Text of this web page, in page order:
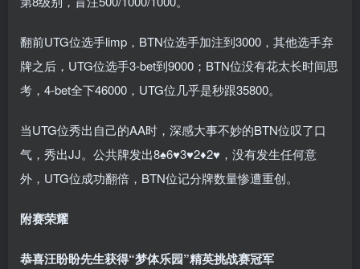
翻前UTG位选手limp，BTN位选手加注到3000，其他选手弃
牌之后，UTG位选手3-bet到9000；BTN位没有花太长时间思
考，4-bet全下46000，UTG位几乎是秒跟35800。
当UTG位秀出自己的AA时，深感大事不妙的BTN位叹了口
气，秀出JJ。公共牌发出8♠6♥3♥2♦2♥，没有发生任何意
外，UTG位成功翻倍，BTN位记分牌数量惨遭重创。
附赛荣耀
恭喜汪盼盼先生获得“梦体乐园”精英挑战赛冠军